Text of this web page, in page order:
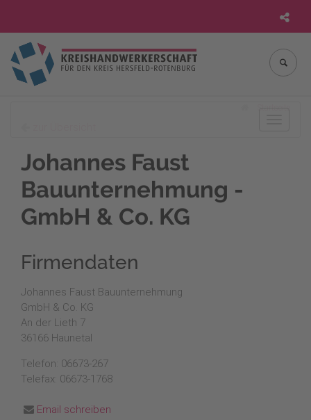
Johannes Faust
Bauunternehmung -
GmbH & Co. KG
Firmendaten
Johannes Faust Bauunternehmung
GmbH & Co. KG
An der Lieth 7
36166 Haunetal
Telefon: 06673-267
Telefax: 06673-1768
Email schreiben